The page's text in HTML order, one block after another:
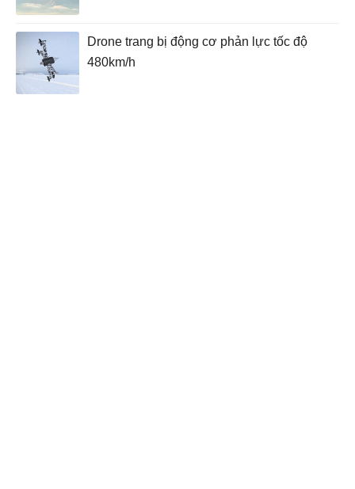
Drone trang bị động cơ phản lực tốc độ
480km/h